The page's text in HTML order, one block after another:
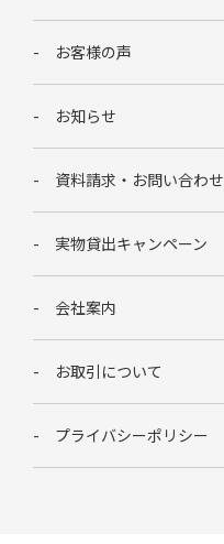
お客様の声
お知らせ
資料請求・お問い合わせ
実物貸出キャンペーン
会社案内
お取引について
プライバシーポリシー